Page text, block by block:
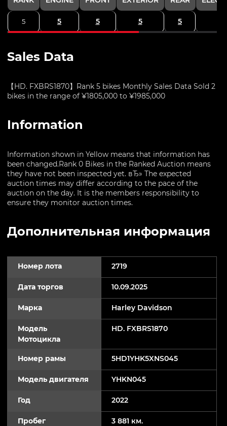
5 5 5 5 5
Sales Data
【HD. FXBRS1870】Rank 5 bikes Monthly Sales Data Sold 2
bikes in the range of ¥1805,000 to ¥1985,000
Information
Information shown in Yellow means that information has
been changed.Rank 0 Bikes in the Ranked Auction means
they have not been inspected yet. вЂ» The expected
auction times may differ according to the pace of the
auction on the day. It is the members responsibility to
ensure they monitor auction times.
Дополнительная информация
Номер лота 2719
Дата торгов 10.09.2025
Марка Harley Davidson
Модель
Мотоцикла
HD. FXBRS1870
Номер рамы 5HD1YHK5XNS045
Модель двигателя YHKN045
Год 2022
Пробег 3 881 км.